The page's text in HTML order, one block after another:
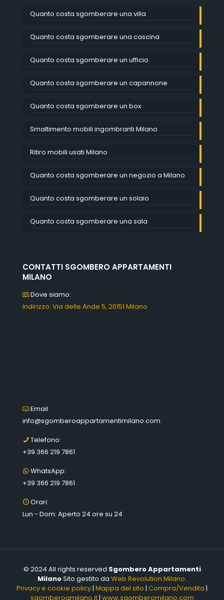
Quanto costa sgomberare una villa
Quanto costa sgomberare una cascina
Quanto costa sgomberare un ufficio
Quanto costa sgomberare un capannone
Quanto costa sgomberare un box
Smaltimento mobili ingombranti Milano
Ritiro mobili usati Milano
Quanto costa sgomberare un negozio a Milano
Quanto costa sgomberare un solaio
Quanto costa sgomberare una sala
CONTATTI SGOMBERO APPARTAMENTI
MILANO
Dove siamo:
Indirizzo: Via delle Ande 5, 20151 Milano
Email:
info@sgomberoappartamentimilano.com
Telefono:
+39 366 219 7861
WhatsApp:
+39 366 219 7861
Orari:
Lun - Dom: Aperto 24 ore su 24
© 2024 All rights reserved Sgombero Appartamenti
MilanoSito gestito da Web Revolution Milano.
Privacy e cookie policy | Mappa del sito | Compra/Vendita |
sgomberoamilano.it| www.sgomberomilano.com